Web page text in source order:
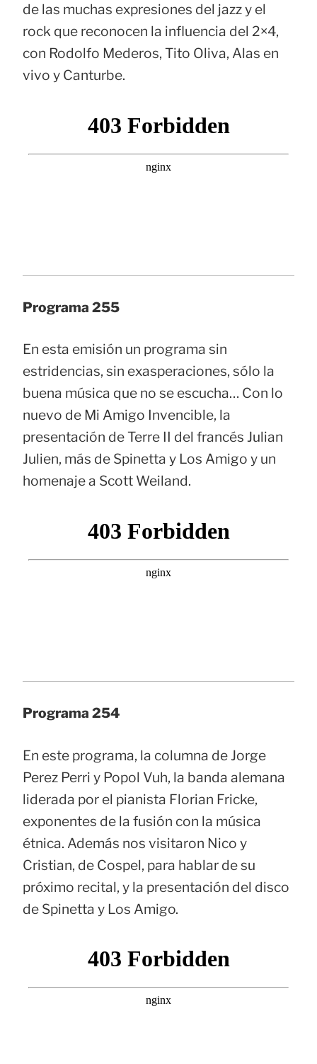
de las muchas expresiones del jazz y el
rock que reconocen la influencia del 2×4,
con Rodolfo Mederos, Tito Oliva, Alas en
vivo y Canturbe.
Programa 255
En esta emisión un programa sin
estridencias, sin exasperaciones, sólo la
buena música que no se escucha… Con lo
nuevo de Mi Amigo Invencible, la
presentación de Terre II del francés Julian
Julien, más de Spinetta y Los Amigo y un
homenaje a Scott Weiland.
Programa 254
En este programa, la columna de Jorge
Perez Perri y Popol Vuh, la banda alemana
liderada por el pianista Florian Fricke,
exponentes de la fusión con la música
étnica. Además nos visitaron Nico y
Cristian, de Cospel, para hablar de su
próximo recital, y la presentación del disco
de Spinetta y Los Amigo.